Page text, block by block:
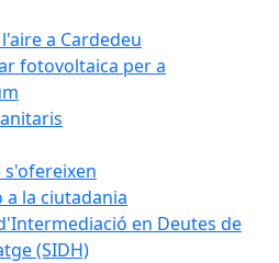
a Cardedeu
fotovoltaica per a
s'ofereixen
a la ciutadania
en Deutes de
(SIDH)